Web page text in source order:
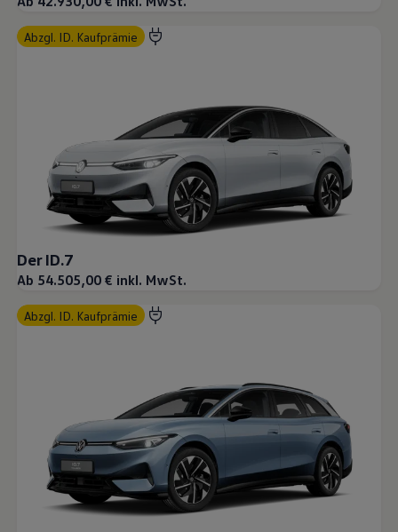
abzgl. ID. Kaufprämie
Der ID.7
Ab 54.505,00 € inkl. MwSt.
abzgl. ID. Kaufprämie